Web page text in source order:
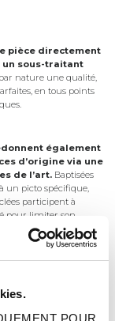
POUR
pièce directement
un sous-traitant
nature une qualité,
en tous points
également
d’origine via une
de l’art. Baptisées
un picto spécifique,
participent à
pour limiter son
respect du cahier
Citroën.Elle est